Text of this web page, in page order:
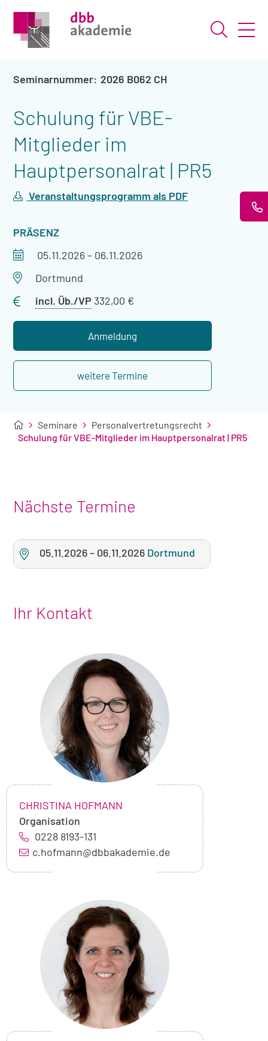
Suche
2026 B062 CH
Schulung für VBE-
Mitglieder im
Hauptpersonalrat | PR5
Veranstaltungsprogramm als PDF
VERANSTALTUNGSART
PRÄSENZ
Veranstaltungszeitraum
05.11.2026– 06.11.2026
Veranstaltungsort
Dortmund
incl. Üb./VP Preis
Übernachtung
332,00 €
Anmeldung
weitere Termine
Seminare
Personalvertretungsrecht
Schulung für VBE-Mitglieder im Hauptpersonalrat | PR5
Nächste Termine
05.11.2026– 06.11.2026 Dortmund
Ihr Kontakt
Foto
von
Christina
Hofmann
NAME:
CHRISTINA HOFMANN
Organisation
0228 8193-131
c.hofmann@dbbakademie.de
Foto
von
Vira
Linden